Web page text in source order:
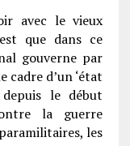
avec le vieux
que dans ce
gouverne par
cadre d’un ‘état
depuis le début
la guerre
les